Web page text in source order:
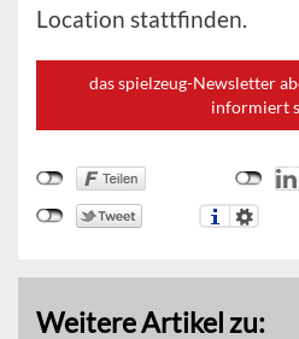
Location stattfinden.
das spielzeug-Newsletter
informiert
Weitere Artikel zu: